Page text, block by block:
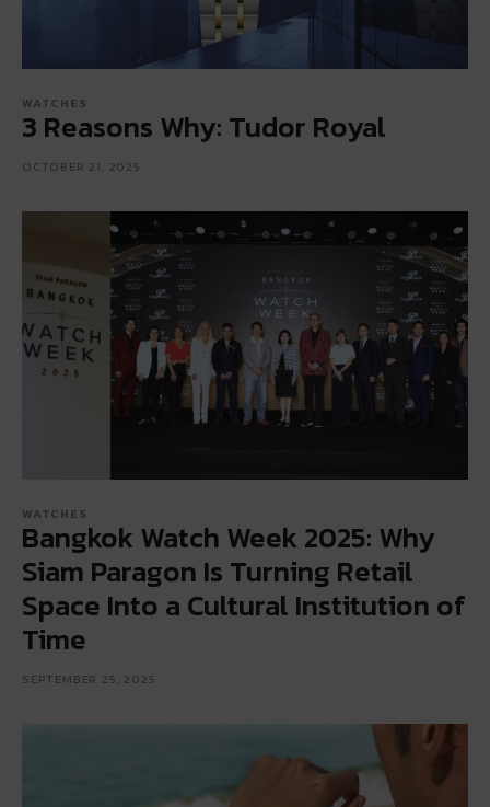
WATCHES
3 Reasons Why: Tudor Royal
OCTOBER 21, 2025
WATCHES
Bangkok Watch Week 2025: Why
Siam Paragon Is Turning Retail
Space Into a Cultural Institution of
Time
SEPTEMBER 25, 2025